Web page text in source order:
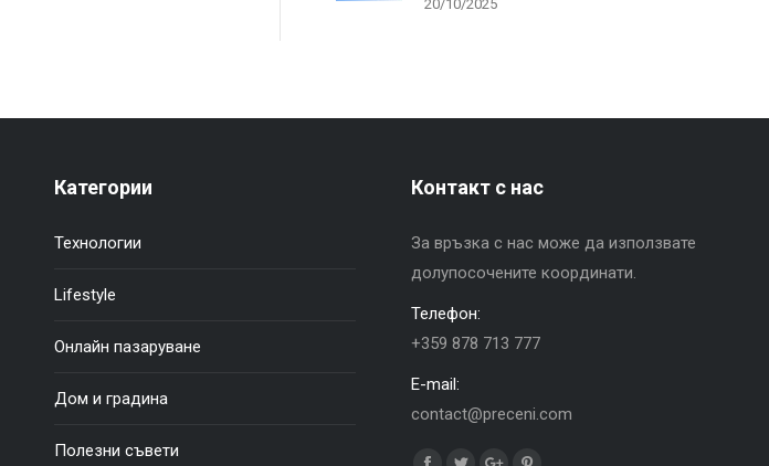
20/10/2025
Категории
Технологии
Lifestyle
Онлайн пазаруване
Дом и градина
Полезни съвети
Контакт с нас
За връзка с нас може да използвате
долупосочените координати.
Телефон:
+359 878 713 777
E-mail:
contact@preceni.com
Find us on: